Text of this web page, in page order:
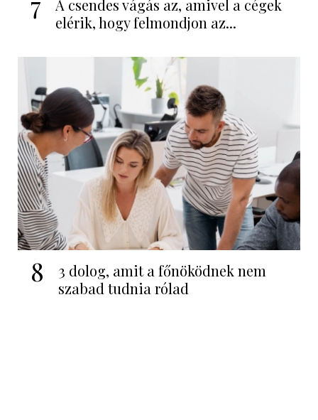
A csendes vágás az, amivel a cégek
elérik, hogy felmondjon az...
8
3 dolog, amit a főnöködnek nem
szabad tudnia rólad